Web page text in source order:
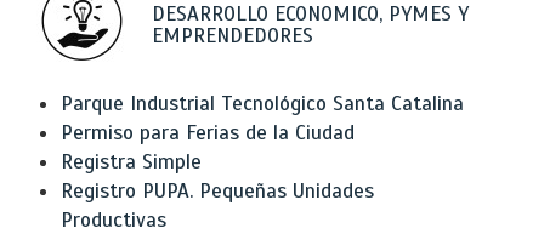
DESARROLLO ECONOMICO, PYMES Y
EMPRENDEDORES
Parque Industrial Tecnológico Santa Catalina
Permiso para Ferias de la Ciudad
Registra Simple
Registro PUPA. Pequeñas Unidades
Productivas